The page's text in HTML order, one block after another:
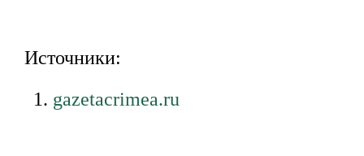
Источники:
gazetacrimea.ru